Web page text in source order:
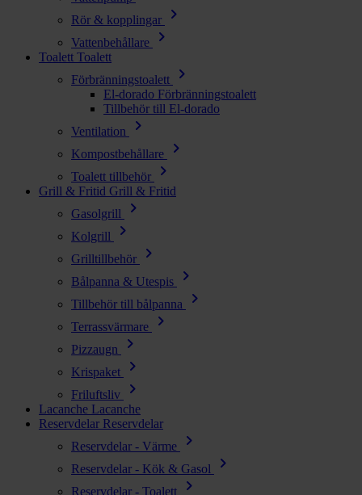
Rör & kopplingar chevron_right
Vattenbehållare chevron_right
Toalett Toalett
Förbränningstoalett
chevron_right
El-dorado Förbränningstoalett
Tillbehör till El-dorado
Ventilation
chevron_right
Kompostbehållare chevron_right
Toalett tillbehör chevron_right
Grill & Fritid Grill & Fritid
Gasolgrill
chevron_right
Kolgrill chevron_right
Grilltillbehör chevron_right
Bålpanna & Utespis chevron_right
Tillbehör till bålpanna chevron_right
Terrassvärmare chevron_right
Pizzaugn chevron_right
Krispaket chevron_right
Friluftsliv chevron_right
Lacanche Lacanche
Reservdelar Reservdelar
Reservdelar - Värme
chevron_right
Reservdelar - Kök & Gasol chevron_right
Reservdelar - Toalett chevron_right